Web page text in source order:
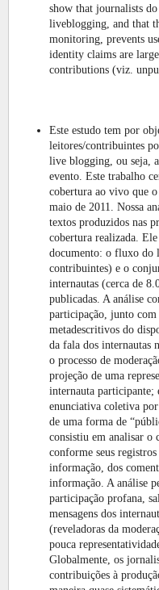
show that journalists
liveblogging, and that
monitoring, prevents
identity claims are
contributions (viz.
Este estudo tem por
leitores/contribuintes
live blogging, ou seja,
evento. Este trabalho
cobertura ao vivo que
maio de 2011. Nossa
textos produzidos nas
cobertura realizada.
documento: o fluxo do
contribuintes) e o
internautas (cerca de
publicadas. A análise
participação, junto com
metadescritivos do
da fala dos internautas
o processo de
projeção de uma
internauta participante;
enunciativa coletiva
de uma forma de
consistiu em analisar o
conforme seus
informação, dos
informação. A análise
participação profana,
mensagens dos
(reveladoras da
pouca
Globalmente, os
contribuições à